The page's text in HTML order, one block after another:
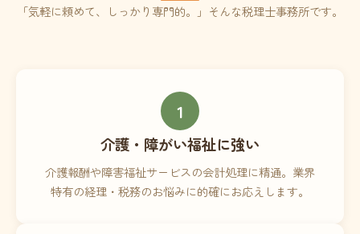
「気軽に頼めて、しっかり専門的。」そんな税理士事務所です。
1
介護・障がい福祉に強い
介護報酬や障害福祉サービスの会計処理に精通。業界
特有の経理・税務のお悩みに的確にお応えします。